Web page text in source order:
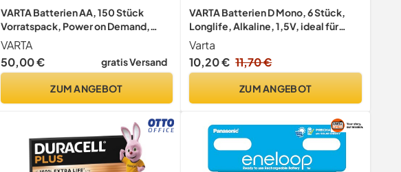
VARTA Batterien AA, 150 Stück
Vorratspack, Power on Demand,
Alkaline, 1,5 V
VARTA
50,00 €
gratis Versand
ZUM ANGEBOT
VARTA Batterien D Mono, 6 Stück,
Longlife, Alkaline, 1,5V, ideal für
Fernbedienungen, Wecker, Radios,
Made in Germany
Varta
10,20 € 11,70 €
ZUM ANGEBOT